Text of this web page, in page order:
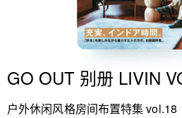
GO OUT 别册 LIVIN
户外休闲风格房间布置特集 vol.18